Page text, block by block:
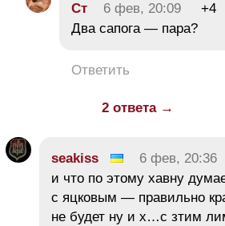
Ст 6 фев, 20:09
+4
Два сапога — пара?
Ответить
2 ответа →
seakiss 6 фев, 20:36
и что по этому хавну
с яцковым — правильно
не будет ну и х…с зтим